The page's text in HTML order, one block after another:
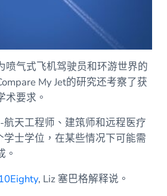
喷气式飞机驾驶员和环游世界的
My Jet的研究还考察了获
术要求。
天工程师、建筑师和远程医疗
士学位，在某些情况下可能需
。
10Eighty, Liz 塞巴格解释说。